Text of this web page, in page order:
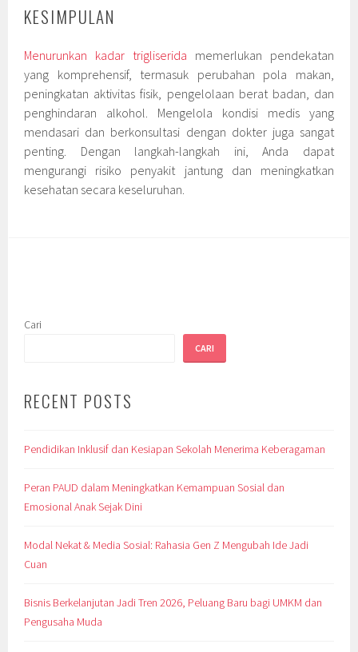
KESIMPULAN
Menurunkan kadar trigliserida memerlukan pendekatan
yang komprehensif, termasuk perubahan pola makan,
peningkatan aktivitas fisik, pengelolaan berat badan, dan
penghindaran alkohol. Mengelola kondisi medis yang
mendasari dan berkonsultasi dengan dokter juga sangat
penting. Dengan langkah-langkah ini, Anda dapat
mengurangi risiko penyakit jantung dan meningkatkan
kesehatan secara keseluruhan.
Cari
CARI
RECENT POSTS
Pendidikan Inklusif dan Kesiapan Sekolah Menerima Keberagaman
Peran PAUD dalam Meningkatkan Kemampuan Sosial dan
Emosional Anak Sejak Dini
Modal Nekat & Media Sosial: Rahasia Gen Z Mengubah Ide Jadi
Cuan
Bisnis Berkelanjutan Jadi Tren 2026, Peluang Baru bagi UMKM dan
Pengusaha Muda